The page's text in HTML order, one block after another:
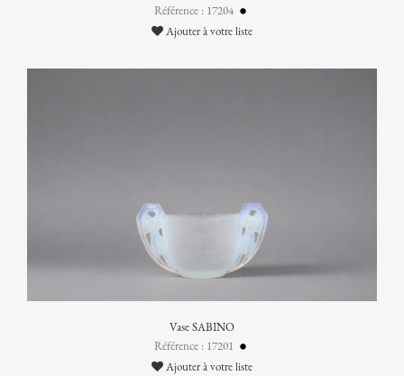
Référence : 17204
Ajouter à votre liste
Vase SABINO
Référence : 17201
Ajouter à votre liste